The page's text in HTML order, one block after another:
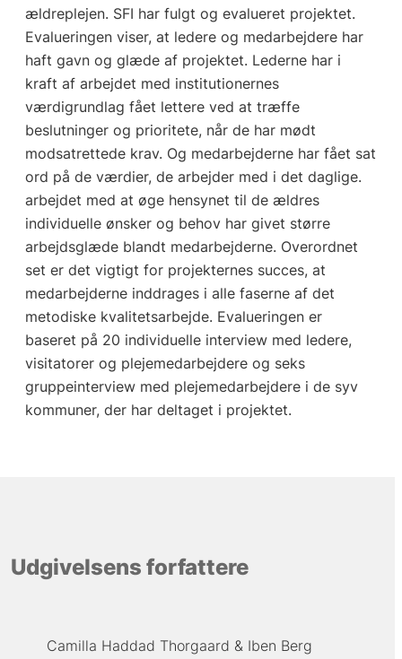
ældreplejen. SFI har fulgt og evalueret projektet.
Evalueringen viser, at ledere og medarbejdere har
haft gavn og glæde af projektet. Lederne har i
kraft af arbejdet med institutionernes
værdigrundlag fået lettere ved at træffe
beslutninger og prioritete, når de har mødt
modsatrettede krav. Og medarbejderne har fået sat
ord på de værdier, de arbejder med i det daglige.
arbejdet med at øge hensynet til de ældres
individuelle ønsker og behov har givet større
arbejdsglæde blandt medarbejderne. Overordnet
set er det vigtigt for projekternes succes, at
medarbejderne inddrages i alle faserne af det
metodiske kvalitetsarbejde. Evalueringen er
baseret på 20 individuelle interview med ledere,
visitatorer og plejemedarbejdere og seks
gruppeinterview med plejemedarbejdere i de syv
kommuner, der har deltaget i projektet.
Udgivelsens forfattere
Camilla Haddad Thorgaard
Iben Berg